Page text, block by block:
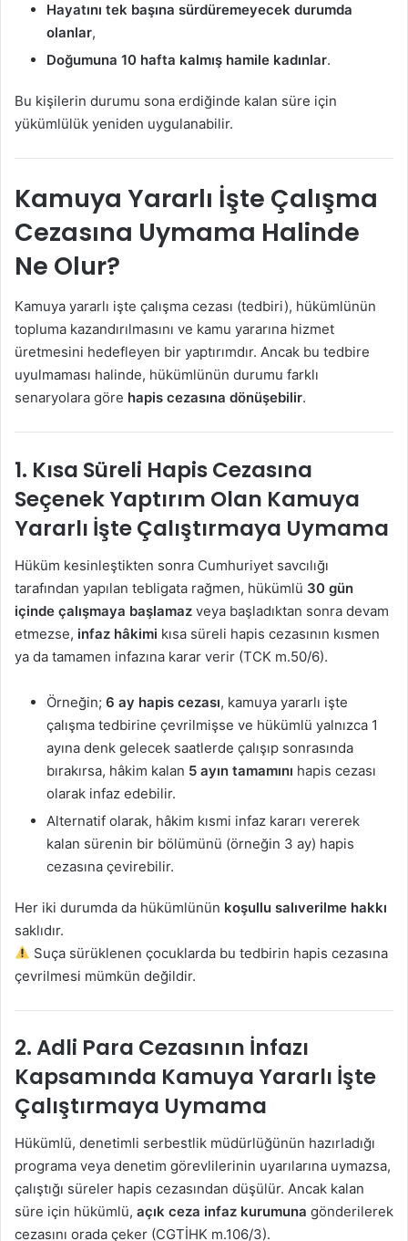
Hayatını tek başına sürdüremeyecek durumda
olanlar,
Doğumuna 10 hafta kalmış hamile kadınlar.
Bu kişilerin durumu sona erdiğinde kalan süre için
yükümlülük yeniden uygulanabilir.
Kamuya Yararlı İşte Çalışma
Cezasına Uymama Halinde
Ne Olur?
Kamuya yararlı işte çalışma cezası (tedbiri), hükümlünün
topluma kazandırılmasını ve kamu yararına hizmet
üretmesini hedefleyen bir yaptırımdır. Ancak bu tedbire
uyulmaması halinde, hükümlünün durumu farklı
senaryolara göre hapis cezasına dönüşebilir.
1. Kısa Süreli Hapis Cezasına
Seçenek Yaptırım Olan Kamuya
Yararlı İşte Çalıştırmaya Uymama
Hüküm kesinleştikten sonra Cumhuriyet savcılığı
tarafından yapılan tebligata rağmen, hükümlü 30 gün
içinde çalışmaya başlamaz veya başladıktan sonra devam
etmezse, infaz hâkimi kısa süreli hapis cezasının kısmen
ya da tamamen infazına karar verir (TCK m.50/6).
Örneğin; 6 ay hapis cezası, kamuya yararlı işte
çalışma tedbirine çevrilmişse ve hükümlü yalnızca 1
ayına denk gelecek saatlerde çalışıp sonrasında
bırakırsa, hâkim kalan 5 ayın tamamını hapis cezası
olarak infaz edebilir.
Alternatif olarak, hâkim kısmi infaz kararı vererek
kalan sürenin bir bölümünü (örneğin 3 ay) hapis
cezasına çevirebilir.
Her iki durumda da hükümlünün koşullu salıverilme hakkı
saklıdır.
Suça sürüklenen çocuklarda bu tedbirin hapis cezasına
çevrilmesi mümkün değildir.
2. Adli Para Cezasının İnfazı
Kapsamında Kamuya Yararlı İşte
Çalıştırmaya Uymama
Hükümlü, denetimli serbestlik müdürlüğünün hazırladığı
programa veya denetim görevlilerinin uyarılarına uymazsa,
çalıştığı süreler hapis cezasından düşülür. Ancak kalan
süre için hükümlü, açık ceza infaz kurumuna gönderilerek
cezasını orada çeker (CGTİHK m.106/3).